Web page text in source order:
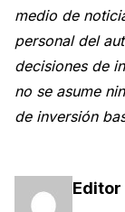
medio de
personal del
decisiones de
no se asume
de inversión
Editor